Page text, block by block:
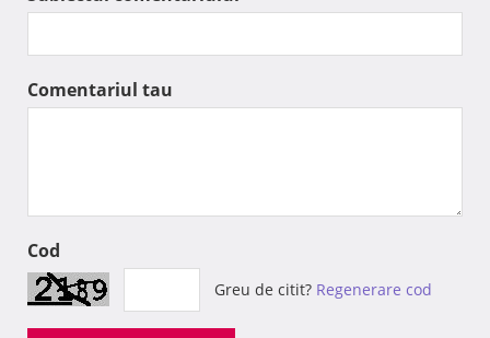
Comentariul tau
Cod
Greu de citit? Regenerare cod